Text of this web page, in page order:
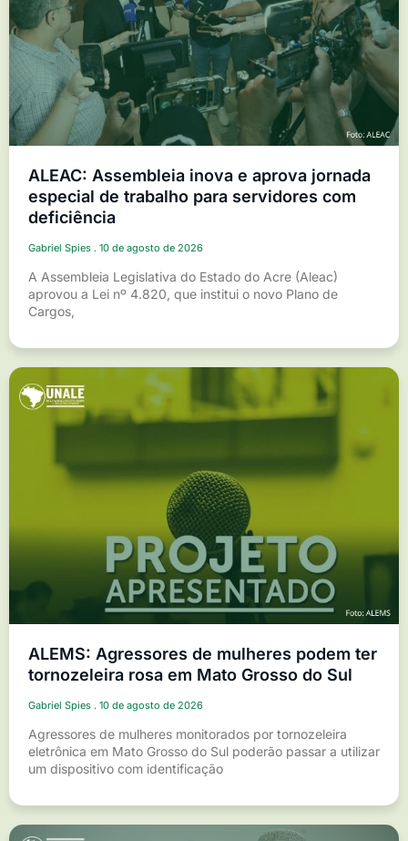
ALEAC: Assembleia inova e aprova jornada
especial de trabalho para servidores com
deficiência
Gabriel Spies 10 de agosto de 2026
A Assembleia Legislativa do Estado do Acre (Aleac)
aprovou a Lei nº 4.820, que institui o novo Plano de
Cargos,
ALEMS: Agressores de mulheres podem ter
tornozeleira rosa em Mato Grosso do Sul
Gabriel Spies 10 de agosto de 2026
Agressores de mulheres monitorados por tornozeleira
eletrônica em Mato Grosso do Sul poderão passar a utilizar
um dispositivo com identificação